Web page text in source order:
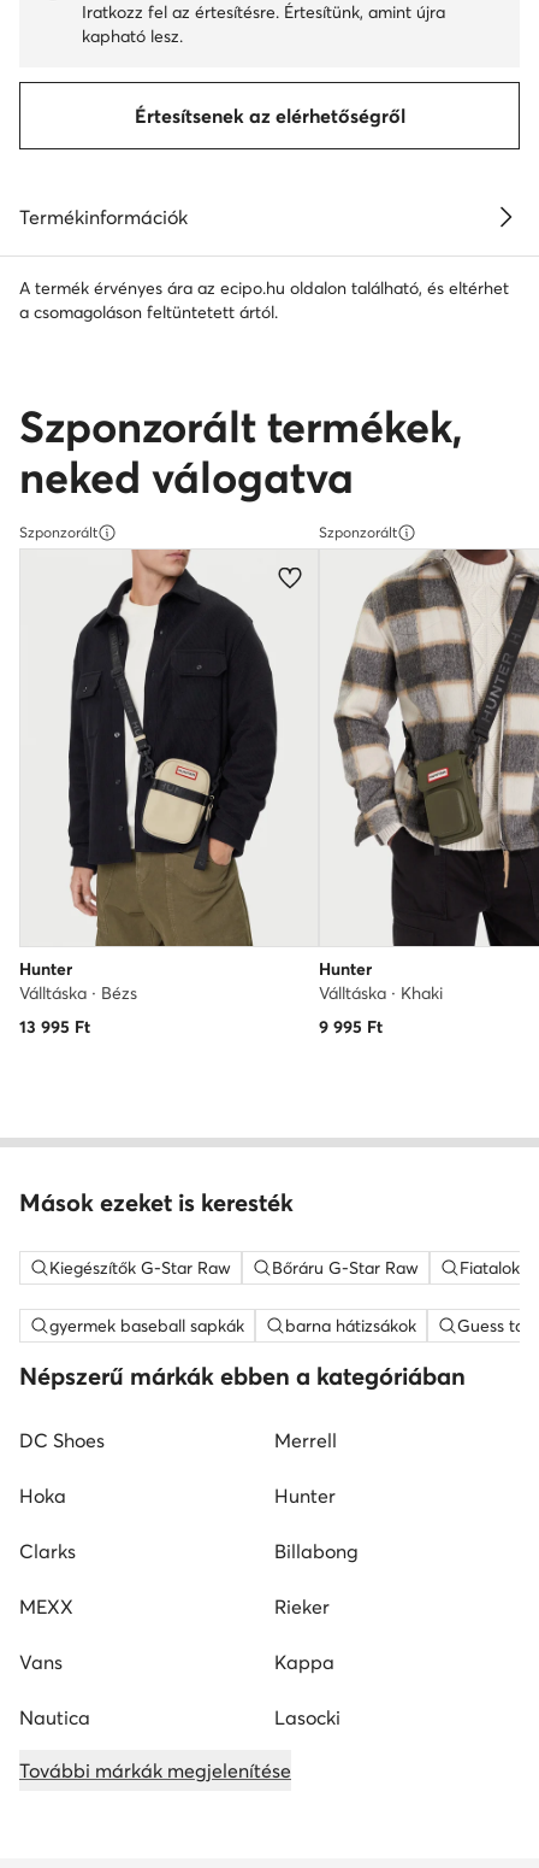
Iratkozz fel az értesítésre. Értesítünk, amint újra
kapható lesz.
Értesítsenek az elérhetőségről
Termékinformációk
A termék érvényes ára az ecipo.hu oldalon található, és eltérhet
a csomagoláson feltüntetett ártól.
Szponzorált termékek,
neked válogatva
Szponzorált
Hunter
Válltáska · Bézs
13 995 Ft
Szponzorált
Hunter
Válltáska · Khaki
9 995 Ft
Mások ezeket is keresték
Kiegészítők G-Star Raw Bőráru G-Star Raw
gyermek baseball sapkák barna hátizsákok Guess
Népszerű márkák ebben a kategóriában
DC Shoes Merrell
Hoka Hunter
Clarks Billabong
MEXX Rieker
Vans Kappa
Nautica Lasocki
További márkák megjelenítése